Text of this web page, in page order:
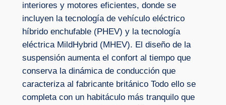
interiores y motores eficientes, donde se
incluyen la tecnología de vehículo eléctrico
híbrido enchufable (PHEV) y la tecnología
eléctrica MildHybrid (MHEV). El diseño de la
suspensión aumenta el confort al tiempo que
conserva la dinámica de conducción que
caracteriza al fabricante británico Todo ello se
completa con un habitáculo más tranquilo que